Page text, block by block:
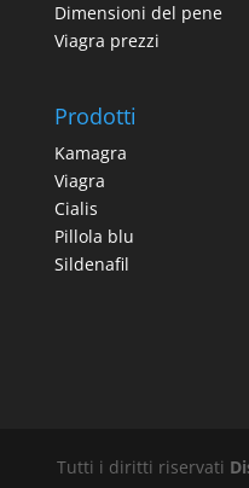
Dimensioni del pene
Viagra prezzi
Prodotti
Kamagra
Viagra
Cialis
Pillola blu
Sildenafil
Tutti i diritti riservati